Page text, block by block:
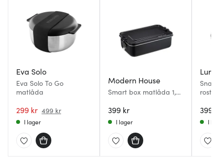
Eva Solo
Eva Solo To Go
matlåda
299 kr 499 kr
I lager
Modern House
Smart box matlåda 1,2
399 kr
I lager
Lurch
Snap
399
I